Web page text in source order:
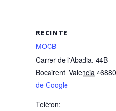
RECINTE
MOCB
Carrer de l'Abadia, 44B
Bocairent, Valencia 46880
de Google
Telèfon: